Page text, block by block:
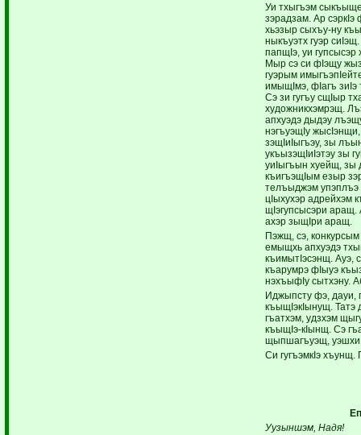
Уи тхыгъэм
зэрадзам. Ар
хьэзыр сыхъу-ну
ныкъуэтх гуэр
папщIэ, уи гупсысэр
Мыр сэ си фIэщу
гуэрым
имыщIмэ, фIагъ зиIэ
Сэ зи гугъу сщIыр
художникхэмрэщ.
апхуэдэ дыдэу
нэгъуэщIу
зэщIиIыгъэу, зы
укъызэщIиIэтэу зы
уиIыгъын хуейщ, зы
къигъэщIым езыр
телъыджэм упэплъэ
цIыхухэр адрейхэм
щIэгупсысэри
ахэр зыщIри аращ.
Пэжщ, сэ,
емыщхь апхуэдэ
къимытIэсэнщ. Ауэ,
къарумрэ фIыуэ
нэхъыфIу сытхэну.
Иджыпсту фэ, дауи,
къыщIэкIынущ. Татэ
гъатхэм, удзхэм
къыщIэ-кIынщ. Сэ
щыпшагъуэщ,
Си гугъэмкIэ
Уузыншэм, Надя!